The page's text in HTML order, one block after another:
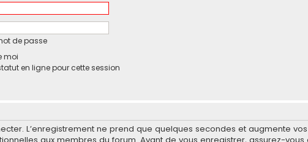
de passe
moi
en ligne pour cette session
L’enregistrement ne prend que quelques secondes et augmente